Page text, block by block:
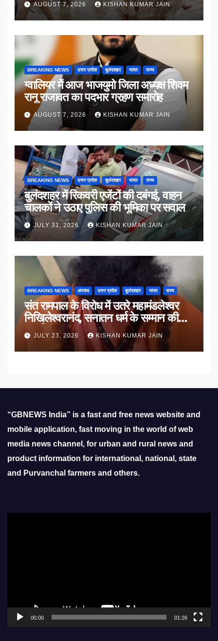
AUGUST 7, 2026 KISHAN KUMAR JAIN
BREAKING NEWS उत्तर प्रदेश बुलंदशहर भारत राज्य
ग्वालियर में आज भाजयुमो जिला अध्यक्ष शिवम
रानू राजावत का पदभार ग्रहण समारोह
AUGUST 7, 2026 KISHAN KUMAR JAIN
BREAKING NEWS उत्तर प्रदेश बुलंदशहर भारत राज्य
बुलंदशहर में रिकवरी एजेंटों की दबंगई, वाहन
चालकों ने उठाए पुलिस की भूमिका पर सवाल
JULY 31, 2026 KISHAN KUMAR JAIN
BREAKING NEWS अपराध उत्तर प्रदेश बुलंदशहर भारत राज्य
संत रामपाल के विरोध में उतरे महामंडलेश्वर
निखिलेश्वरानंद, सनातन धर्म के सम्मान की
उठाई मांग
JULY 23, 2026 KISHAN KUMAR JAIN
“GBNEWS India” is a fast and free news website and
mobile application, fast moving in the world of web
media news channel, for urban and rural news and
product information for international, national, state
and Purvanchal farmers and others.
00:00 01:26